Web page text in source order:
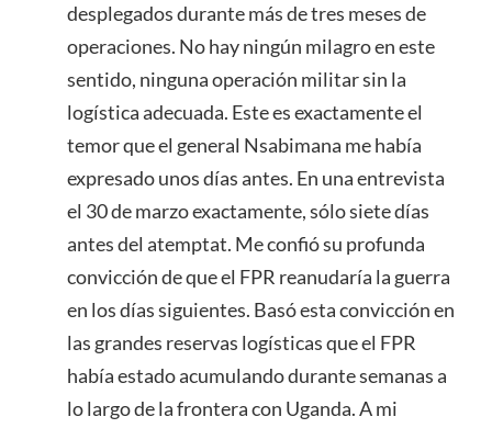
desplegados durante más de tres meses de
operaciones. No hay ningún milagro en este
sentido, ninguna operación militar sin la
logística adecuada. Este es exactamente el
temor que el general Nsabimana me había
expresado unos días antes. En una entrevista
el 30 de marzo exactamente, sólo siete días
antes del atemptat. Me confió su profunda
convicción de que el FPR reanudaría la guerra
en los días siguientes. Basó esta convicción en
las grandes reservas logísticas que el FPR
había estado acumulando durante semanas a
lo largo de la frontera con Uganda. A mi